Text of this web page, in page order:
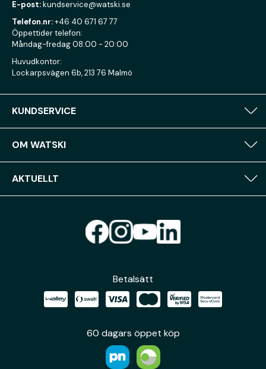
E-post:kundservice@watski.se
Telefon.nr:+46 40 671 67 77
Öppettider telefon:
Måndag-fredag 08:00 - 20:00
Huvudkontor:
Lockarpsvägen 6b, 213 76 Malmö
KUNDSERVICE
OM WATSKI
AKTUELLT
Betalsätt
60 dagars öppet köp